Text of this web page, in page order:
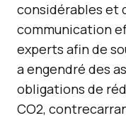
considérables et
communication
experts afin de
a engendré des
obligations de
CO2,